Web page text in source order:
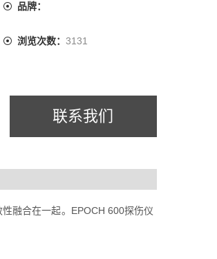
品牌：
浏览次数： 3131
联系我们
融合在一起。EPOCH 600探伤仪